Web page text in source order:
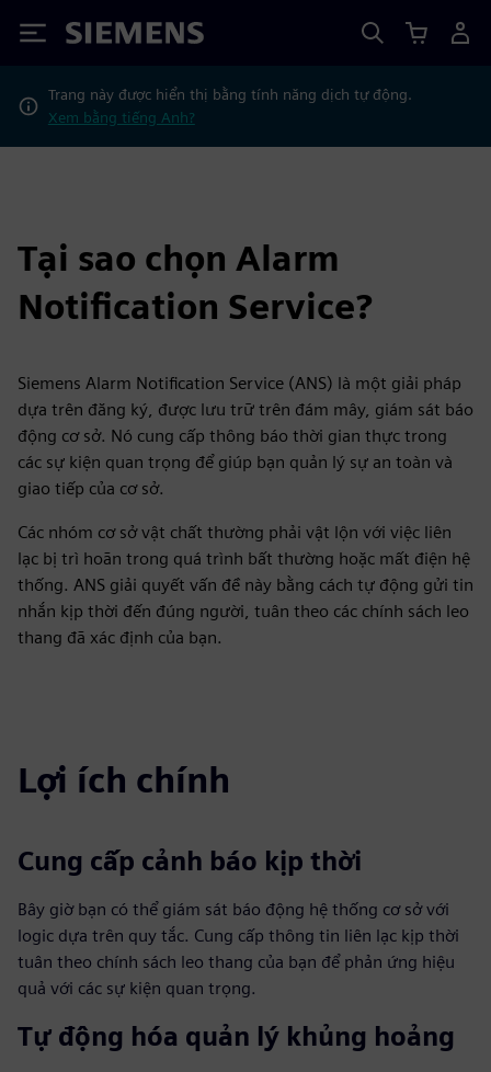
Siemens
Trang này được hiển thị bằng tính năng dịch tự động.
Xem bằng tiếng Anh?
Tại sao chọn Alarm
Notification Service?
Siemens Alarm Notification Service (ANS) là một giải pháp
dựa trên đăng ký, được lưu trữ trên đám mây, giám sát báo
động cơ sở. Nó cung cấp thông báo thời gian thực trong
các sự kiện quan trọng để giúp bạn quản lý sự an toàn và
giao tiếp của cơ sở.
Các nhóm cơ sở vật chất thường phải vật lộn với việc liên
lạc bị trì hoãn trong quá trình bất thường hoặc mất điện hệ
thống. ANS giải quyết vấn đề này bằng cách tự động gửi tin
nhắn kịp thời đến đúng người, tuân theo các chính sách leo
thang đã xác định của bạn.
Lợi ích chính
Cung cấp cảnh báo kịp thời
Bây giờ bạn có thể giám sát báo động hệ thống cơ sở với
logic dựa trên quy tắc. Cung cấp thông tin liên lạc kịp thời
tuân theo chính sách leo thang của bạn để phản ứng hiệu
quả với các sự kiện quan trọng.
Tự động hóa quản lý khủng hoảng